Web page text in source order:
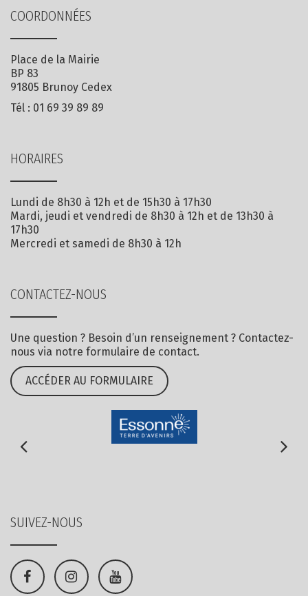
COORDONNÉES
Place de la Mairie
BP 83
91805 Brunoy Cedex
Tél : 01 69 39 89 89
HORAIRES
Lundi de 8h30 à 12h et de 15h30 à 17h30
Mardi, jeudi et vendredi de 8h30 à 12h et de 13h30 à
17h30
Mercredi et samedi de 8h30 à 12h
CONTACTEZ-NOUS
Une question ? Besoin d’un renseignement ? Contactez-
nous via notre formulaire de contact.
ACCÉDER AU FORMULAIRE
SUIVEZ-NOUS
Lien
Lien
Lien